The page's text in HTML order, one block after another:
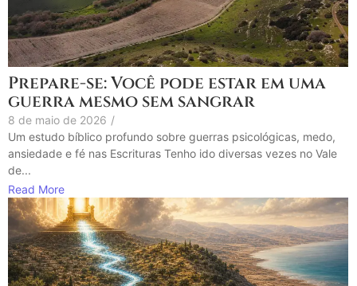
Prepare-se: Você pode estar em uma
guerra mesmo sem sangrar
8 de maio de 2026 /
Um estudo bíblico profundo sobre guerras psicológicas, medo,
ansiedade e fé nas Escrituras Tenho ido diversas vezes no Vale
de...
Read More